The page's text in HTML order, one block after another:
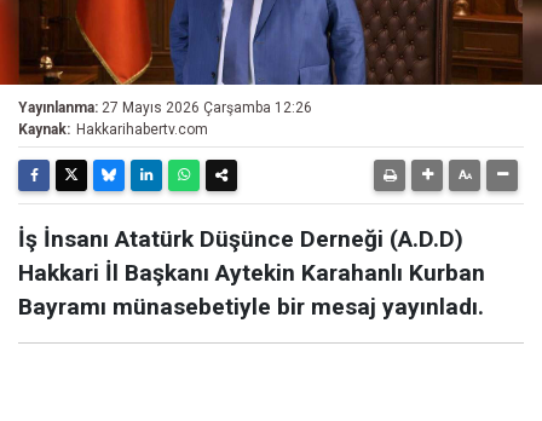
Yayınlanma: 27 Mayıs 2026 Çarşamba 12:26
Kaynak: Hakkarihabertv.com
İş İnsanı Atatürk Düşünce Derneği (A.D.D)
Hakkari İl Başkanı Aytekin Karahanlı Kurban
Bayramı münasebetiyle bir mesaj yayınladı.